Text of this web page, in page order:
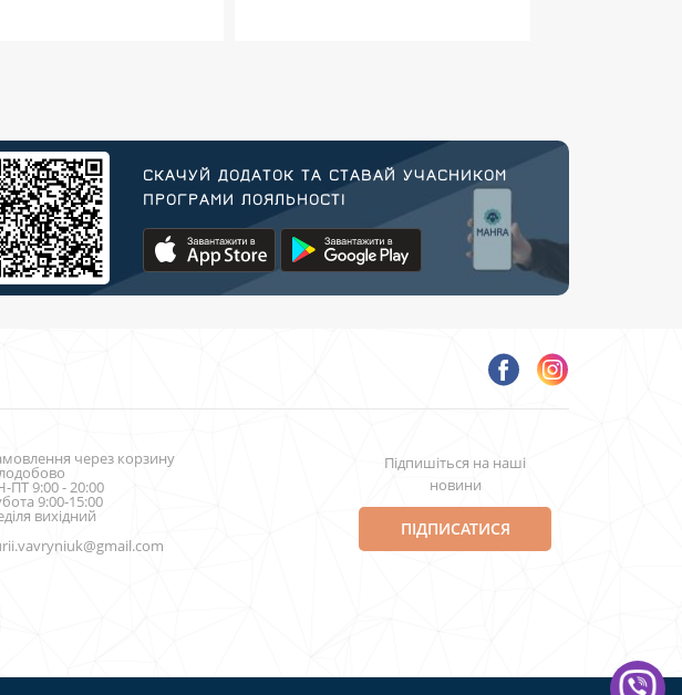
СКАЧУЙ ДОДАТОК ТА СТАВАЙ УЧАСНИКОМ
ПРОГРАМИ ЛОЯЛЬНОСТІ
через корзину
ПТ 9:00 - 20:00
9:00-15:00
вихідний
Підпишіться на наші
новини
ПІДПИСАТИСЯ